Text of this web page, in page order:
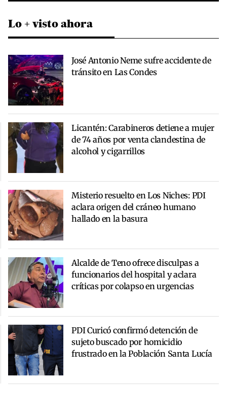
Lo + visto ahora
José Antonio Neme sufre accidente de
tránsito en Las Condes
Licantén: Carabineros detiene a mujer
de 74 años por venta clandestina de
alcohol y cigarrillos
Misterio resuelto en Los Niches: PDI
aclara origen del cráneo humano
hallado en la basura
Alcalde de Teno ofrece disculpas a
funcionarios del hospital y aclara
críticas por colapso en urgencias
PDI Curicó confirmó detención de
sujeto buscado por homicidio
frustrado en la Población Santa Lucía